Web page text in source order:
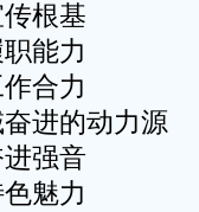
根基
能力
合力
进的动力源
强音
魅力